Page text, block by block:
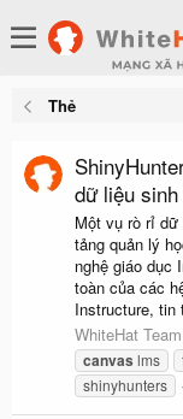
Thẻ
dữ liệu
Một vụ rò rỉ dữ
tảng quản lý
nghệ giáo dục
toàn của các
Instructure, tin
WhiteHat Team
canvas lms
shinyhunters